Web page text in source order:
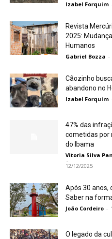
Izabel Forquim -
Revista
2025:
Humanos
Gabriel Bozza -
Cãozinho
abandono no
Izabel Forquim -
47% das
cometidas por
do Ibama
Vitoria Silva
-
12/12/2025
Após 30 anos,
Saber na
João Cordeiro -
O legado da